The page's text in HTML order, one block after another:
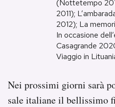
NEWSLETTER
SHOP
(Nottetempo
2011);
2012); La
In occasione
Casagrande
Viaggio in
Nei prossimi giorni sarà
sale italiane il bellissimo